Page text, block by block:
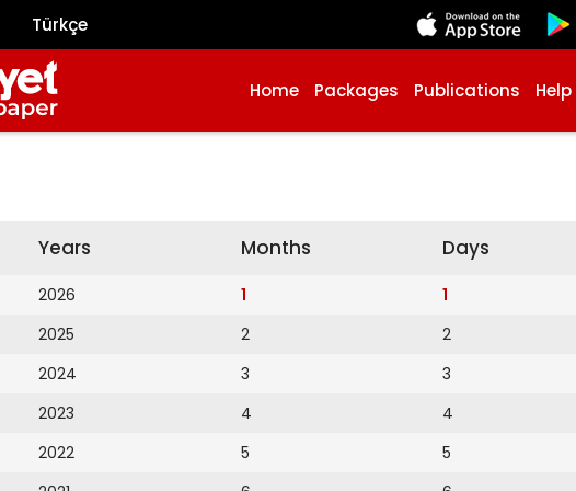
Türkçe
Home Packages Publications Help
Years
2026
2025
2024
2023
2022
Months
1
2
3
4
5
Days
1
2
3
4
5